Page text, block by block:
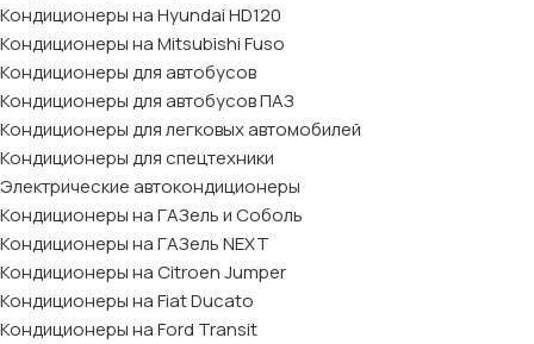
Кондиционеры на Hyundai HD120
Кондиционеры на Mitsubishi Fuso
Кондиционеры для автобусов
Кондиционеры для автобусов ПАЗ
Кондиционеры для легковых автомобилей
Кондиционеры для спецтехники
Электрические автокондиционеры
Кондиционеры на ГАЗель и Соболь
Кондиционеры на ГАЗель NEXT
Кондиционеры на Citroen Jumper
Кондиционеры на Fiat Ducato
Кондиционеры на Ford Transit